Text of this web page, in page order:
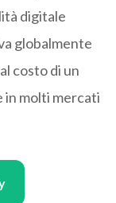
digitale
globalmente
costo di un
in molti mercati